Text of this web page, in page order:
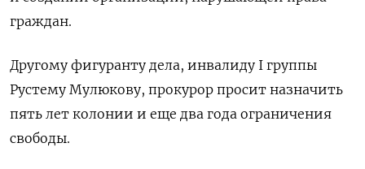
граждан.
Другому фигуранту дела, инвалиду I группы
Рустему Мулюкову, прокурор просит назначить
пять лет колонии и еще два года ограничения
свободы.